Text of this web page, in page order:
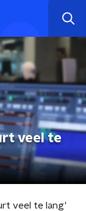
veel te
veel te lang'